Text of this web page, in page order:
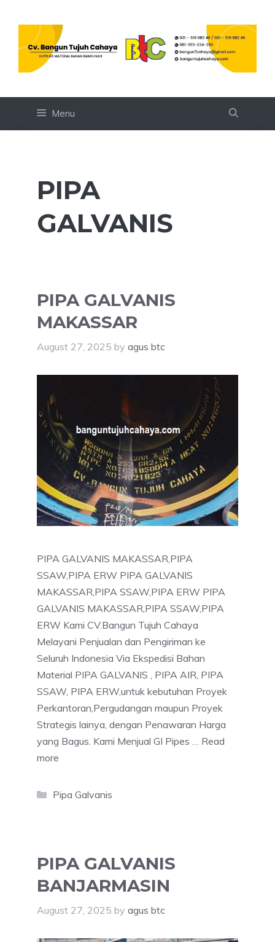
content
Menu
PIPA
GALVANIS
PIPA GALVANIS
MAKASSAR
August 27, 2025 by agus btc
PIPA GALVANIS MAKASSAR,PIPA
SSAW,PIPA ERW PIPA GALVANIS
MAKASSAR,PIPA SSAW,PIPA ERW PIPA
GALVANIS MAKASSAR,PIPA SSAW,PIPA
ERW Kami CV.Bangun Tujuh Cahaya
Melayani Penjualan dan Pengiriman ke
Seluruh Indonesia Via Ekspedisi Bahan
Material PIPA GALVANIS , PIPA AIR, PIPA
SSAW, PIPA ERW,untuk kebutuhan Proyek
Perkantoran,Pergudangan maupun Proyek
Strategis lainya, dengan Penawaran Harga
yang Bagus. Kami Menjual GI Pipes … Read
more
Categories
Pipa Galvanis
PIPA GALVANIS
BANJARMASIN
August 27, 2025 by agus btc